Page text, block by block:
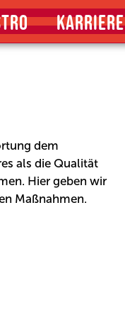
KARRIERE
dem
als die Qualität
Hier geben wir
Maßnahmen.